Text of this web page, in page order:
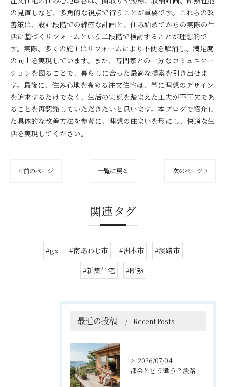
の見直しなど、多角的な視点で行うことが重要です。これらの改
善策は、設計段階での綿密な計画と、住み始めてからの実際の生
活に基づくリフォームという二段階で検討することが理想的で
す。実際、多くの施主はリフォームにより不便を解消し、満足度
の向上を実現しています。また、専門家との十分なコミュニケー
ションを図ることで、暮らしに合った最適な提案を引き出せま
す。最後に、住み心地を高める注文住宅は、単に理想のデザイン
を追求するだけでなく、生活の実態を踏まえた工夫が不可欠であ
ることを再認識していただきたいと思います。本ブログで紹介し
た具体的な改善方法を参考に、理想の住まいを形にし、快適な生
活を実現してください。
< 前のページ 一覧に戻る 次のページ >
関連タグ
#gx #南あわじ市 #洲本市
#淡路市
#新築住宅
#断熱
最近の投稿 Recent Posts
2026/07/04
都会とどう違う？淡路島暮らしを叶える『理想の移住住宅』のつくり方